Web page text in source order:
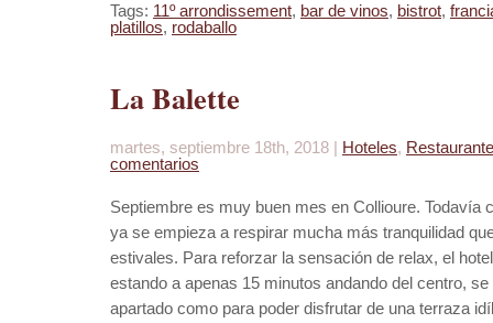
Tags: 11º arrondissement, bar de vinos, bistrot,
platillos, rodaballo
La Balette
martes, septiembre 18th, 2018 | Hoteles,
comentarios
Septiembre es muy buen mes en Collioure. Todavía
ya se empieza a respirar mucha más tranquilidad
estivales. Para reforzar la sensación de relax, el
estando a apenas 15 minutos andando del centro,
apartado como para poder disfrutar de una terraza